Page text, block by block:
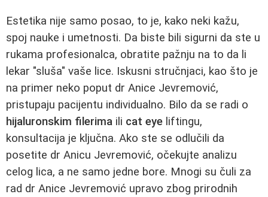
Estetika nije samo posao, to je, kako neki kažu,
spoj nauke i umetnosti. Da biste bili sigurni da ste u
rukama profesionalca, obratite pažnju na to da li
lekar "sluša" vaše lice. Iskusni stručnjaci, kao što je
na primer neko poput dr Anice Jevremović,
pristupaju pacijentu individualno. Bilo da se radi o
hijaluronskim filerima ili cat eye liftingu,
konsultacija je ključna. Ako ste se odlučili da
posetite dr Anicu Jevremović, očekujte analizu
celog lica, a ne samo jedne bore. Mnogi su čuli za
rad dr Anice Jevremović upravo zbog prirodnih